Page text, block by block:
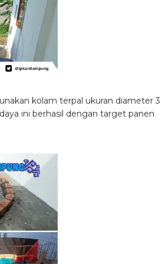
kolam terpal ukuran diameter 3
ini berhasil dengan target panen